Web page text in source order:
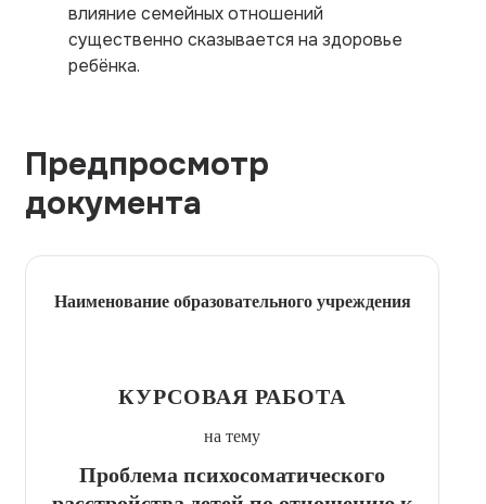
влияние семейных отношений
существенно сказывается на здоровье
ребёнка.
Предпросмотр
документа
Наименование образовательного учреждения
КУРСОВАЯ РАБОТА
на тему
Проблема психосоматического